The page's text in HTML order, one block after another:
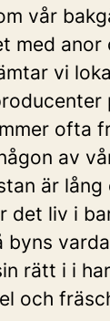
vår
med
vi
ofta
av
är
det liv i
byns
rätt i i
och